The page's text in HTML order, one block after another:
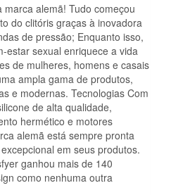
alemã! Tudo começou
do clitóris graças à inovadora
de pressão; Enquanto isso,
estar sexual enriquece a vida
de mulheres, homens e casais
ampla gama de produtos,
e modernas. Tecnologias Com
de alta qualidade,
hermético e motores
alemã está sempre pronta
em seus produtos.
ganhou mais de 140
como nenhuma outra